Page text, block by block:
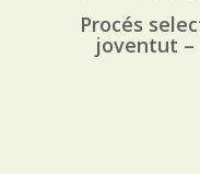
Procés
joventut –